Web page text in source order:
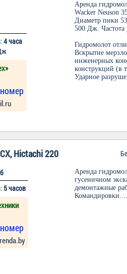
4 часа
Аренда
Wacker Neuson
Диаметр пики
500 Дж. Частота
Гидромолот
Вскрытие
инженерных
конструкций (в
Ударное
Hictachi 220
5 часов
Аренда
гусеничном
демонтажные
Командировки.